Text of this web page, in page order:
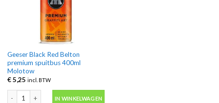
Geeser Black Red Belton
premium spuitbus 400ml
Molotow
€5,25 incl. BTW
Geeser Black Red Belton premium spuitbus 400ml Molotow aantal
IN WINKELWAGEN